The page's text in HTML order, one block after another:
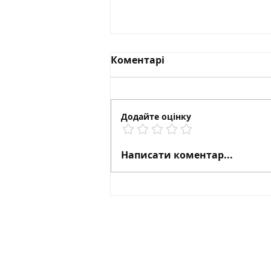
Та сама можливість, яку
не можна пропустити! ✨
Коментарі
Додайте оцінку
Написати коментар...